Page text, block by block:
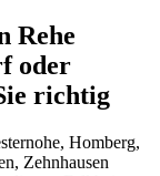
Rehe
oder
richtig
Homberg,
Zehnhausen